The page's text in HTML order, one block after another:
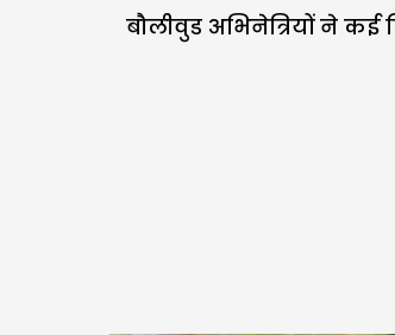
बौलीवुड अभिनेत्रियों ने